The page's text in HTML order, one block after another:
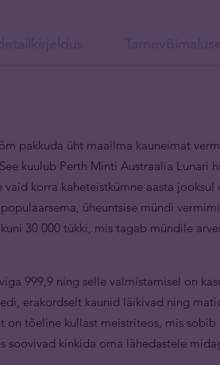
pakkuda üht maailma kauneimat
kuulub Perth Minti Austraalia Lunari
korra kaheteistkümne aasta jooksul
üheuntsise mündi
30 000 tükki, mis tagab mündile
999,9 ning selle valmistamisel on
erakordselt kaunid läikivad ning
on tõeline kullast meistriteos, mis sobib
soovivad kinkida oma lähedastele